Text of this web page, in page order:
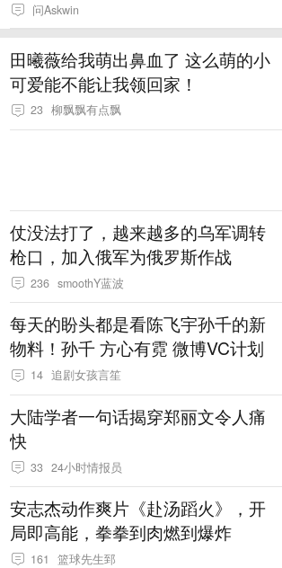
问Askwin
田曦薇给我萌出鼻血了 这么萌的小
可爱能不能让我领回家！
23 柳飘飘有点飘
仗没法打了，越来越多的乌军调转
枪口，加入俄军为俄罗斯作战
236 smoothY蓝波
每天的盼头都是看陈飞宇孙千的新
物料！孙千 方心有霓 微博VC计划
14 追剧女孩言笙
大陆学者一句话揭穿郑丽文令人痛
快
33 24小时情报员
安志杰动作爽片《赴汤蹈火》，开
局即高能，拳拳到肉燃到爆炸
161 篮球先生郅